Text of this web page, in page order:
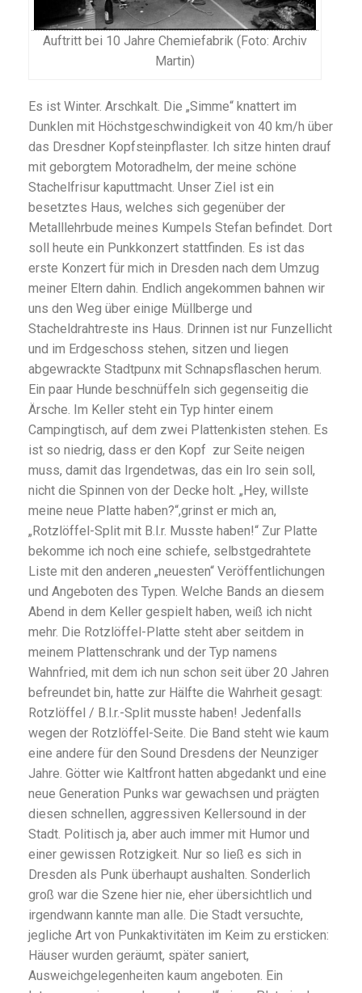
Auftritt bei 10 Jahre Chemiefabrik (Foto: Archiv
Martin)
Es ist Winter. Arschkalt. Die „Simme“ knattert im
Dunklen mit Höchstgeschwindigkeit von 40 km/h über
das Dresdner Kopfsteinpflaster. Ich sitze hinten drauf
mit geborgtem Motoradhelm, der meine schöne
Stachelfrisur kaputtmacht. Unser Ziel ist ein
besetztes Haus, welches sich gegenüber der
Metalllehrbude meines Kumpels Stefan befindet. Dort
soll heute ein Punkkonzert stattfinden. Es ist das
erste Konzert für mich in Dresden nach dem Umzug
meiner Eltern dahin. Endlich angekommen bahnen wir
uns den Weg über einige Müllberge und
Stacheldrahtreste ins Haus. Drinnen ist nur Funzellicht
und im Erdgeschoss stehen, sitzen und liegen
abgewrackte Stadtpunx mit Schnapsflaschen herum.
Ein paar Hunde beschnüffeln sich gegenseitig die
Ärsche. Im Keller steht ein Typ hinter einem
Campingtisch, auf dem zwei Plattenkisten stehen. Es
ist so niedrig, dass er den Kopf zur Seite neigen
muss, damit das Irgendetwas, das ein Iro sein soll,
nicht die Spinnen von der Decke holt. „Hey, willste
meine neue Platte haben?“,grinst er mich an,
„Rotzlöffel-Split mit B.l.r. Musste haben!“ Zur Platte
bekomme ich noch eine schiefe, selbstgedrahtete
Liste mit den anderen „neuesten“ Veröffentlichungen
und Angeboten des Typen. Welche Bands an diesem
Abend in dem Keller gespielt haben, weiß ich nicht
mehr. Die Rotzlöffel-Platte steht aber seitdem in
meinem Plattenschrank und der Typ namens
Wahnfried, mit dem ich nun schon seit über 20 Jahren
befreundet bin, hatte zur Hälfte die Wahrheit gesagt:
Rotzlöffel / B.l.r.-Split musste haben! Jedenfalls
wegen der Rotzlöffel-Seite. Die Band steht wie kaum
eine andere für den Sound Dresdens der Neunziger
Jahre. Götter wie Kaltfront hatten abgedankt und eine
neue Generation Punks war gewachsen und prägten
diesen schnellen, aggressiven Kellersound in der
Stadt. Politisch ja, aber auch immer mit Humor und
einer gewissen Rotzigkeit. Nur so ließ es sich in
Dresden als Punk überhaupt aushalten. Sonderlich
groß war die Szene hier nie, eher übersichtlich und
irgendwann kannte man alle. Die Stadt versuchte,
jegliche Art von Punkaktivitäten im Keim zu ersticken:
Häuser wurden geräumt, später saniert,
Ausweichgelegenheiten kaum angeboten. Ein